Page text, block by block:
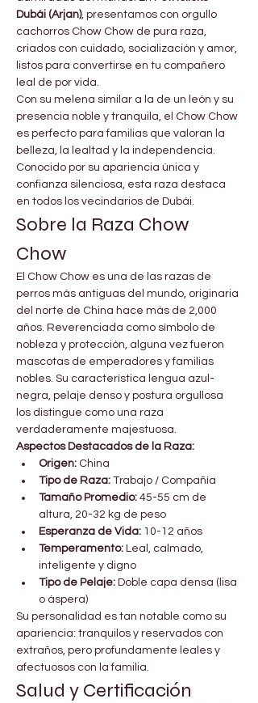
Dubái (Arjan), presentamos con orgullo
cachorros Chow Chow de pura raza,
criados con cuidado, socialización y amor,
listos para convertirse en tu compañero
leal de por vida.
Con su melena similar a la de un león y su
presencia noble y tranquila, el Chow Chow
es perfecto para familias que valoran la
belleza, la lealtad y la independencia.
Conocido por su apariencia única y
confianza silenciosa, esta raza destaca
en todos los vecindarios de Dubái.
Sobre la Raza Chow
Chow
El Chow Chow es una de las razas de
perros más antiguas del mundo, originaria
del norte de China hace más de 2,000
años. Reverenciada como símbolo de
nobleza y protección, alguna vez fueron
mascotas de emperadores y familias
nobles. Su característica lengua azul-
negra, pelaje denso y postura orgullosa
los distingue como una raza
verdaderamente majestuosa.
Aspectos Destacados de la Raza:
Origen: China
Tipo de Raza: Trabajo / Compañía
Tamaño Promedio: 45-55 cm de
altura, 20-32 kg de peso
Esperanza de Vida: 10-12 años
Temperamento: Leal, calmado,
inteligente y digno
Tipo de Pelaje: Doble capa densa (lisa
o áspera)
Su personalidad es tan notable como su
apariencia: tranquilos y reservados con
extraños, pero profundamente leales y
afectuosos con la familia.
Salud y Certificación